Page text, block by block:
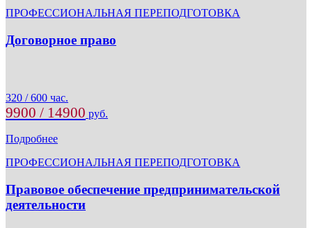
ПРОФЕССИОНАЛЬНАЯ ПЕРЕПОДГОТОВКА
Договорное право
320 / 600 час.
9900 / 14900 руб.
Подробнее
ПРОФЕССИОНАЛЬНАЯ ПЕРЕПОДГОТОВКА
Правовое обеспечение предпринимательской
деятельности